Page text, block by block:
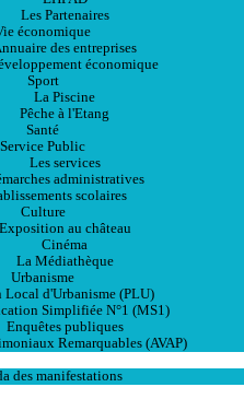
Les Partenaires
économique
des entreprises
économique
Sport
La Piscine
Pêche à l'Etang
Santé
Service Public
Les services
administratives
scolaires
Culture
Exposition au château
Cinéma
La Médiathèque
Urbanisme
Local d'Urbanisme (PLU)
Simplifiée N°1 (MS1)
Enquêtes publiques
Remarquables (AVAP)
des manifestations